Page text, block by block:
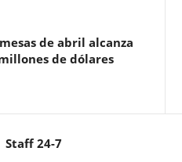
de abril alcanza
de dólares
Staff 24-7